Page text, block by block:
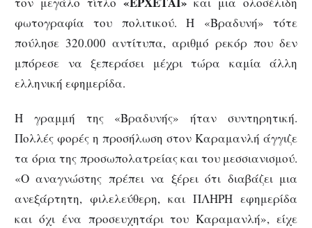
φωτογραφία του πολιτικού. Η «Βραδυνή» τότε
πούλησε 320.000 αντίτυπα, αριθμό ρεκόρ που δεν
μπόρεσε να ξεπεράσει μέχρι τώρα καμία άλλη
ελληνική εφημερίδα.
Η γραμμή της «Βραδυνής» ήταν συντηρητική.
Πολλές φορές η προσήλωση στον Καραμανλή άγγιζε
τα όρια της προσωπολατρείας και του μεσσιανισμού.
«Ο αναγνώστης πρέπει να ξέρει ότι διαβάζει μια
ανεξάρτητη, φιλελεύθερη, και ΠΛΗΡΗ εφημερίδα
και όχι ένα προσευχητάρι του Καραμανλή», είχε